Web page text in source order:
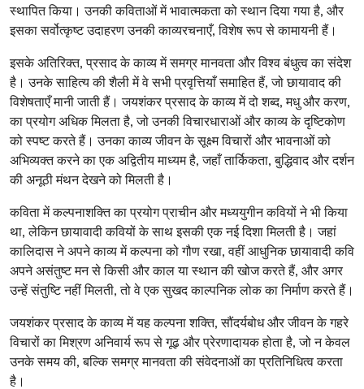
स्थापित किया। उनकी कविताओं में भावात्मकता को स्थान दिया गया है, और
इसका सर्वोत्कृष्ट उदाहरण उनकी काव्यरचनाएँ, विशेष रूप से कामायनी हैं।
इसके अतिरिक्त, प्रसाद के काव्य में समग्र मानवता और विश्व बंधुत्व का संदेश
है। उनके साहित्य की शैली में वे सभी प्रवृत्तियाँ समाहित हैं, जो छायावाद की
विशेषताएँ मानी जाती हैं। जयशंकर प्रसाद के काव्य में दो शब्द, मधु और करण,
का प्रयोग अधिक मिलता है, जो उनकी विचारधाराओं और काव्य के दृष्टिकोण
को स्पष्ट करते हैं। उनका काव्य जीवन के सूक्ष्म विचारों और भावनाओं को
अभिव्यक्त करने का एक अद्वितीय माध्यम है, जहाँ तार्किकता, बुद्धिवाद और दर्शन
की अनूठी मंथन देखने को मिलती है।
कविता में कल्पनाशक्ति का प्रयोग प्राचीन और मध्ययुगीन कवियों ने भी किया
था, लेकिन छायावादी कवियों के साथ इसकी एक नई दिशा मिलती है। जहां
कालिदास ने अपने काव्य में कल्पना को गौण रखा, वहीं आधुनिक छायावादी कवि
अपने असंतुष्ट मन से किसी और काल या स्थान की खोज करते हैं, और अगर
उन्हें संतुष्टि नहीं मिलती, तो वे एक सुखद काल्पनिक लोक का निर्माण करते हैं।
जयशंकर प्रसाद के काव्य में यह कल्पना शक्ति, सौंदर्यबोध और जीवन के गहरे
विचारों का मिश्रण अनिवार्य रूप से गूढ़ और प्रेरणादायक होता है, जो न केवल
उनके समय की, बल्कि समग्र मानवता की संवेदनाओं का प्रतिनिधित्व करता
है।